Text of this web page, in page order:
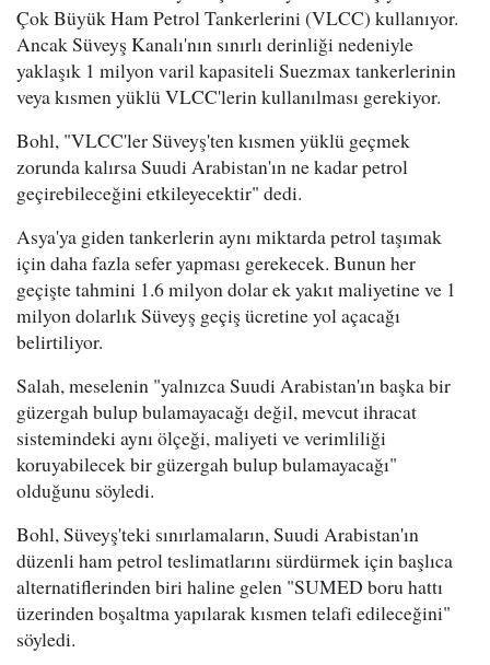
Çok Büyük Ham Petrol Tankerlerini (VLCC) kullanıyor.
Ancak Süveyş Kanalı'nın sınırlı derinliği nedeniyle
yaklaşık 1 milyon varil kapasiteli Suezmax tankerlerinin
veya kısmen yüklü VLCC'lerin kullanılması gerekiyor.
Bohl, "VLCC'ler Süveyş'ten kısmen yüklü geçmek
zorunda kalırsa Suudi Arabistan'ın ne kadar petrol
geçirebileceğini etkileyecektir" dedi.
Asya'ya giden tankerlerin aynı miktarda petrol taşımak
için daha fazla sefer yapması gerekecek. Bunun her
geçişte tahmini 1.6 milyon dolar ek yakıt maliyetine ve 1
milyon dolarlık Süveyş geçiş ücretine yol açacağı
belirtiliyor.
Salah, meselenin "yalnızca Suudi Arabistan'ın başka bir
güzergah bulup bulamayacağı değil, mevcut ihracat
sistemindeki aynı ölçeği, maliyeti ve verimliliği
koruyabilecek bir güzergah bulup bulamayacağı"
olduğunu söyledi.
Bohl, Süveyş'teki sınırlamaların, Suudi Arabistan'ın
düzenli ham petrol teslimatlarını sürdürmek için başlıca
alternatiflerinden biri haline gelen "SUMED boru hattı
üzerinden boşaltma yapılarak kısmen telafi edileceğini"
söyledi.